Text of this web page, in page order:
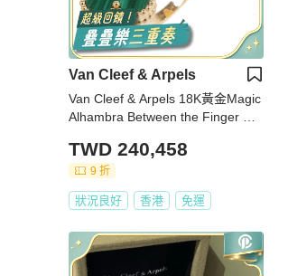
Van Cleef & Arpels
Van Cleef & Arpels 18K黃金Magic
Alhambra Between the Finger Rin
TWD 240,458
9 折
狀況良好 香港 免運